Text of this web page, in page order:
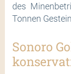
des
Tonnen
Sonoro